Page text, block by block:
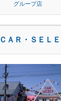
グループ店
ＣＡＲ・ＳＥＬ